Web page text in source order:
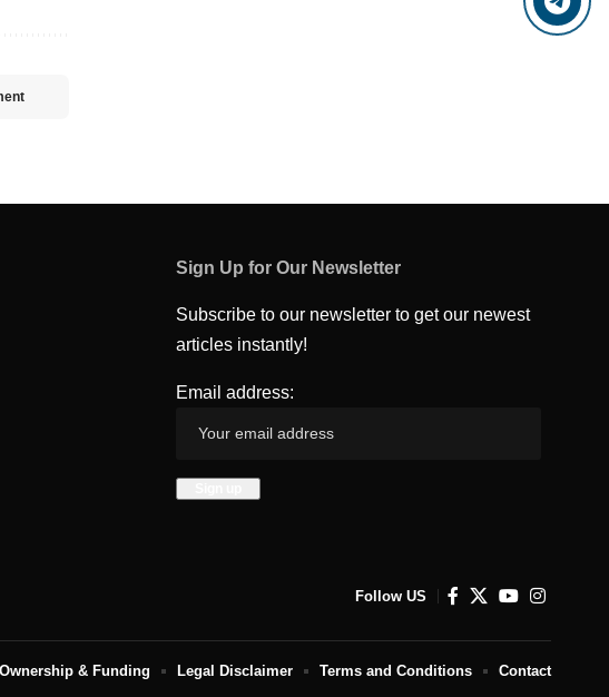
Sign Up for Our Newsletter
Subscribe to our newsletter to get our newest
articles instantly!
Email address:
Follow US
& Funding Legal Disclaimer Terms and Conditions Contact